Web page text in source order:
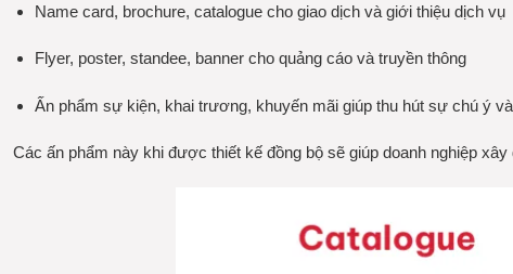
Name card, brochure, catalogue cho giao dịch và giới thiệu dịch vụ
Flyer, poster, standee, banner cho quảng cáo và truyền thông
Ấn phẩm sự kiện, khai trương, khuyến mãi giúp thu hút sự chú ý
Các ấn phẩm này khi được thiết kế đồng bộ sẽ giúp doanh nghiệp